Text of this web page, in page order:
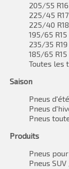
205/55 R16
225/45 R17
225/40 R18
195/65 R15
235/35 R19
185/65 R15
Toutes les
Saison
Pneus d'été
Pneus
Pneus
Produits
Pneus
Pneus